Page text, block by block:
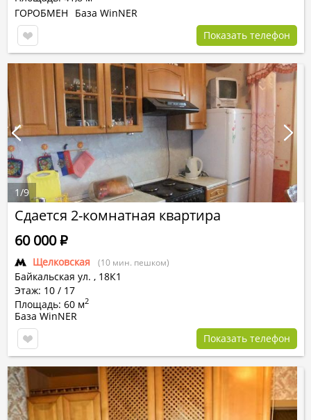
ГОРОБМЕН
База WinNER
Показать телефон
Сдается 2-комнатная квартира
Щелковская (10 мин. пешком)
Байкальская ул. , 18К1
Этаж: 10 / 17
Площадь: 60 м2
60 000Р
База WinNER
Показать телефон
1/9